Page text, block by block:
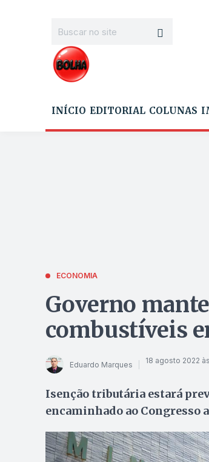
INÍCIO EDITORIAL COLUNAS
ECONOMIA
Governo
combustíveis
Eduardo Marques 18 agosto 2022
Isenção tributária estará
encaminhado ao Congresso